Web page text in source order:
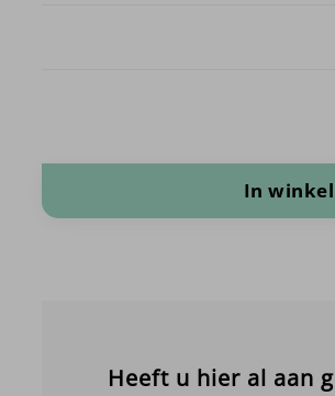
In
Heeft u hier al aan